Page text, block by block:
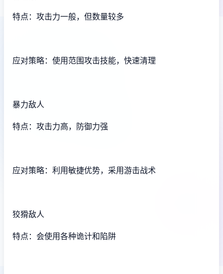
特点：攻击力一般，但数量较多
应对策略：使用范围攻击技能，快速清理
暴力敌人
特点：攻击力高，防御力强
应对策略：利用敏捷优势，采用游击战术
狡猾敌人
特点：会使用各种诡计和陷阱